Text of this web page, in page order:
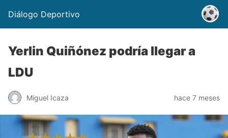
Diálogo Deportivo
Yerlin Quiñónez podría llegar a
LDU
Miguel Icaza hace 7 meses